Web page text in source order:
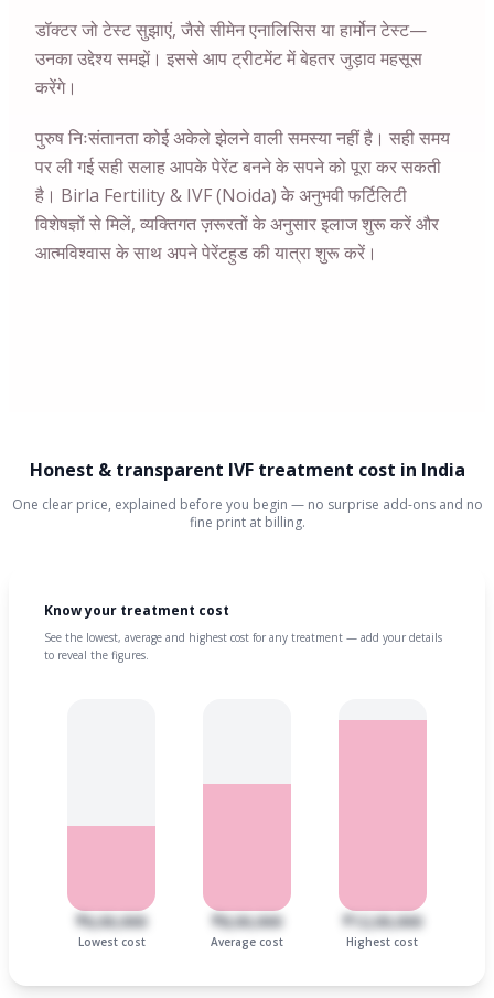
डॉक्टर जो टेस्ट सुझाएं, जैसे सीमेन एनालिसिस या हार्मोन टेस्ट—
उनका उद्देश्य समझें। इससे आप ट्रीटमेंट में बेहतर जुड़ाव महसूस
करेंगे।
पुरुष निःसंतानता कोई अकेले झेलने वाली समस्या नहीं है। सही समय
पर ली गई सही सलाह आपके पेरेंट बनने के सपने को पूरा कर सकती
है। Birla Fertility & IVF (Noida) के अनुभवी फर्टिलिटी
विशेषज्ञों से मिलें, व्यक्तिगत ज़रूरतों के अनुसार इलाज शुरू करें और
आत्मविश्वास के साथ अपने पेरेंटहुड की यात्रा शुरू करें।
Honest & transparent IVF treatment cost in India
One clear price, explained before you begin — no surprise add-ons and no
fine print at billing.
Know your treatment cost
See the lowest, average and highest cost for any treatment — add your details
to reveal the figures.
₹6,00,000
Lowest cost
₹8,00,000
Average cost
₹12,00,000
Highest cost